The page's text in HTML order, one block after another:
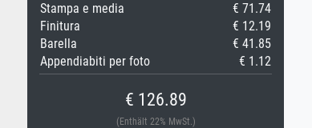
Stampa e media
€ 71.74
Finitura
€ 12.19
Barella
€ 41.85
Appendiabiti per foto
€ 1.12
€ 126.89
(Enthält 22% MwSt.)